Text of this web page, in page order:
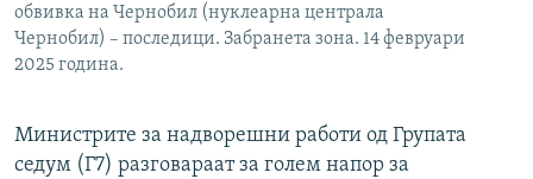
обвивка на Чернобил (нуклеарна централа
Чернобил) – последици. Забранета зона. 14 февруари
2025 година.
Министрите за надворешни работи од Групата
седум (Г7) разговараат за голем напор за